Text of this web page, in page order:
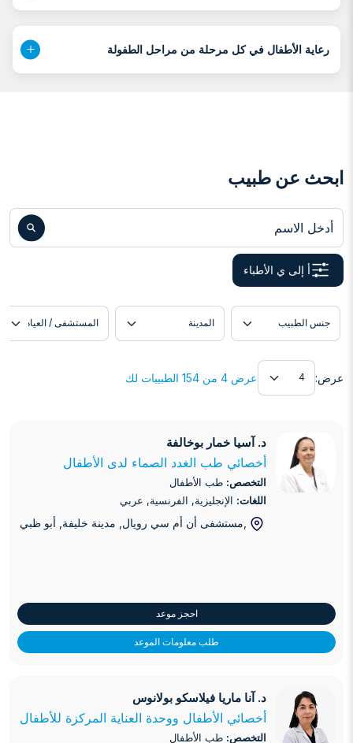
رعاية الأطفال في كل مرحلة من مراحل الطفولة
ابحث عن طبيب
أدخل الاسم
أ إلى ي الأطباء
عرض:
عرض
عرض 4 من 154 الطبيبات لك
د. آسيا خمار بوخالفة
د. آسيا خمار بوخالفة
أخصائي طب الغدد الصماء لدى الأطفال
التخصص: طب الأطفال
اللغات: الإنجليزية, الفرنسية, عربي
,مستشفى أن أم سي رويال, مدينة خليفة , أبو ظبي
احجز موعد
طلب معلومات الموعد
د. آنا ماريا فيلاسكو بولانوس
د. آنا ماريا فيلاسكو بولانوس
أخصائي الأطفال ووحدة العناية المركزة للأطفال
التخصص: طب الأطفال